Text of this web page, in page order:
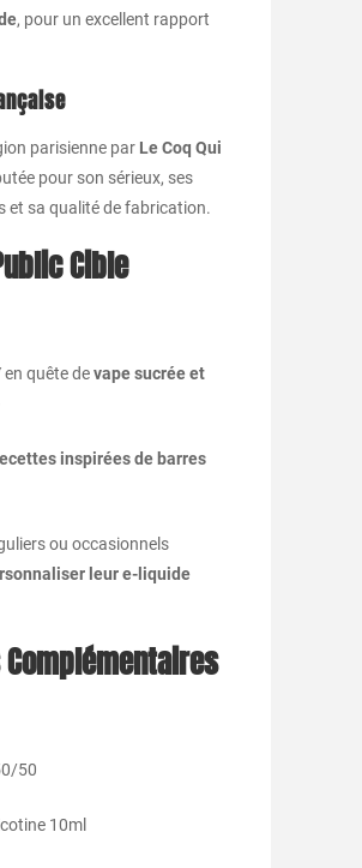
, pour un excellent rapport
parisienne par Le Coq Qui
pour son sérieux, ses
et sa qualité de fabrication.
Cible
quête devape sucrée et
inspirées de barres
ou occasionnels
leur e-liquide
Complémentaires
50
10ml